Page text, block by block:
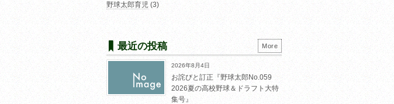
野球太郎育児 (3)
最近の投稿
2026年8月4日
お詫びと訂正『野球太郎No.059
2026夏の高校野球＆ドラフト大特
集号』
More